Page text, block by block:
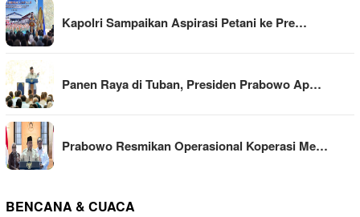
Kapolri Sampaikan Aspirasi Petani ke Pre…
Panen Raya di Tuban, Presiden Prabowo Ap…
Prabowo Resmikan Operasional Koperasi Me…
BENCANA & CUACA